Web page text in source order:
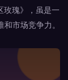
玫瑰》，虽是一
市场竞争力。